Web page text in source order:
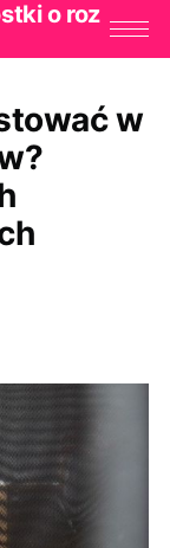
o roz
w